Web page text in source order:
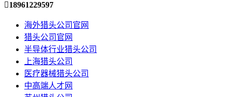
18961229597
海外猎头公司官网
猎头公司官网
半导体行业猎头公司
上海猎头公司
医疗器械猎头公司
中高端人才网